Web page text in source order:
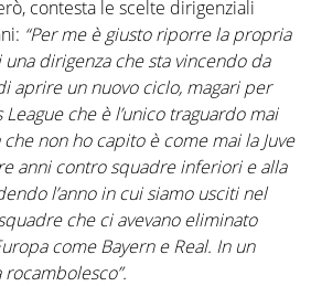
contesta le scelte dirigenziali
“Per me è giusto riporre la propria
dirigenza che sta vincendo da
aprire un nuovo ciclo, magari per
che è l’unico traguardo mai
che non ho capito è come mai la Juve
anni contro squadre inferiori e alla
l’anno in cui siamo usciti nel
che ci avevano eliminato
come Bayern e Real. In un